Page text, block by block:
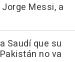
Messi, a
Saudí que su
no va